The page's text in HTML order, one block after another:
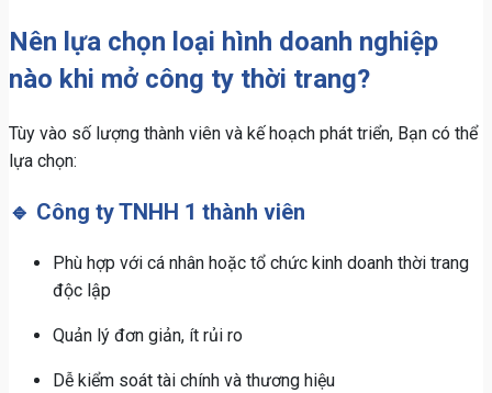
Nên lựa chọn loại hình doanh nghiệp
nào khi mở công ty thời trang?
Tùy vào số lượng thành viên và kế hoạch phát triển, Bạn có thể
lựa chọn:
🔹 Công ty TNHH 1 thành viên
Phù hợp với cá nhân hoặc tổ chức kinh doanh thời trang
độc lập
Quản lý đơn giản, ít rủi ro
Dễ kiểm soát tài chính và thương hiệu